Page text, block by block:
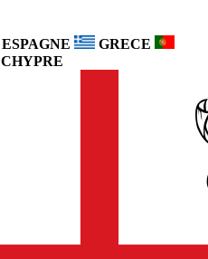
ESPAGNE
GRECE
CHYPRE